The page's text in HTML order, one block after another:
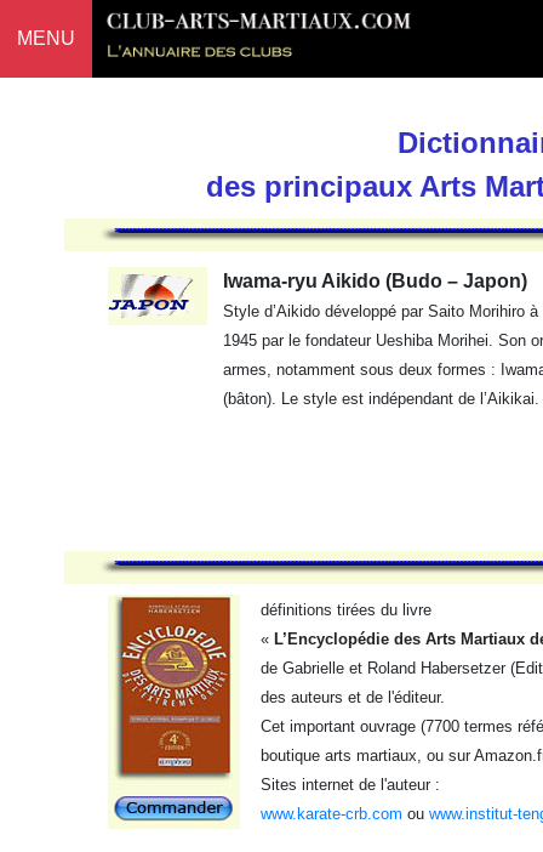
MENU
des principaux Arts
Iwama-ryu Aikido (Budo – Japon)
Style d’Aikido développé par Saito Morihiro
1945 par le fondateur Ueshiba Morihei. Son
armes, notamment sous deux formes :
(bâton). Le style est indépendant de l’Aikikai.
définitions tirées du livre
« L’Encyclopédie des Arts Martiaux
de Gabrielle et Roland Habersetzer
des auteurs et de l'éditeur.
Cet important ouvrage (7700 termes
boutique arts martiaux, ou sur
Sites internet de l'auteur :
www.karate-crb.com ou www.institut-